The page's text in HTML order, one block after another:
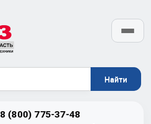
8 (800) 775-37-48